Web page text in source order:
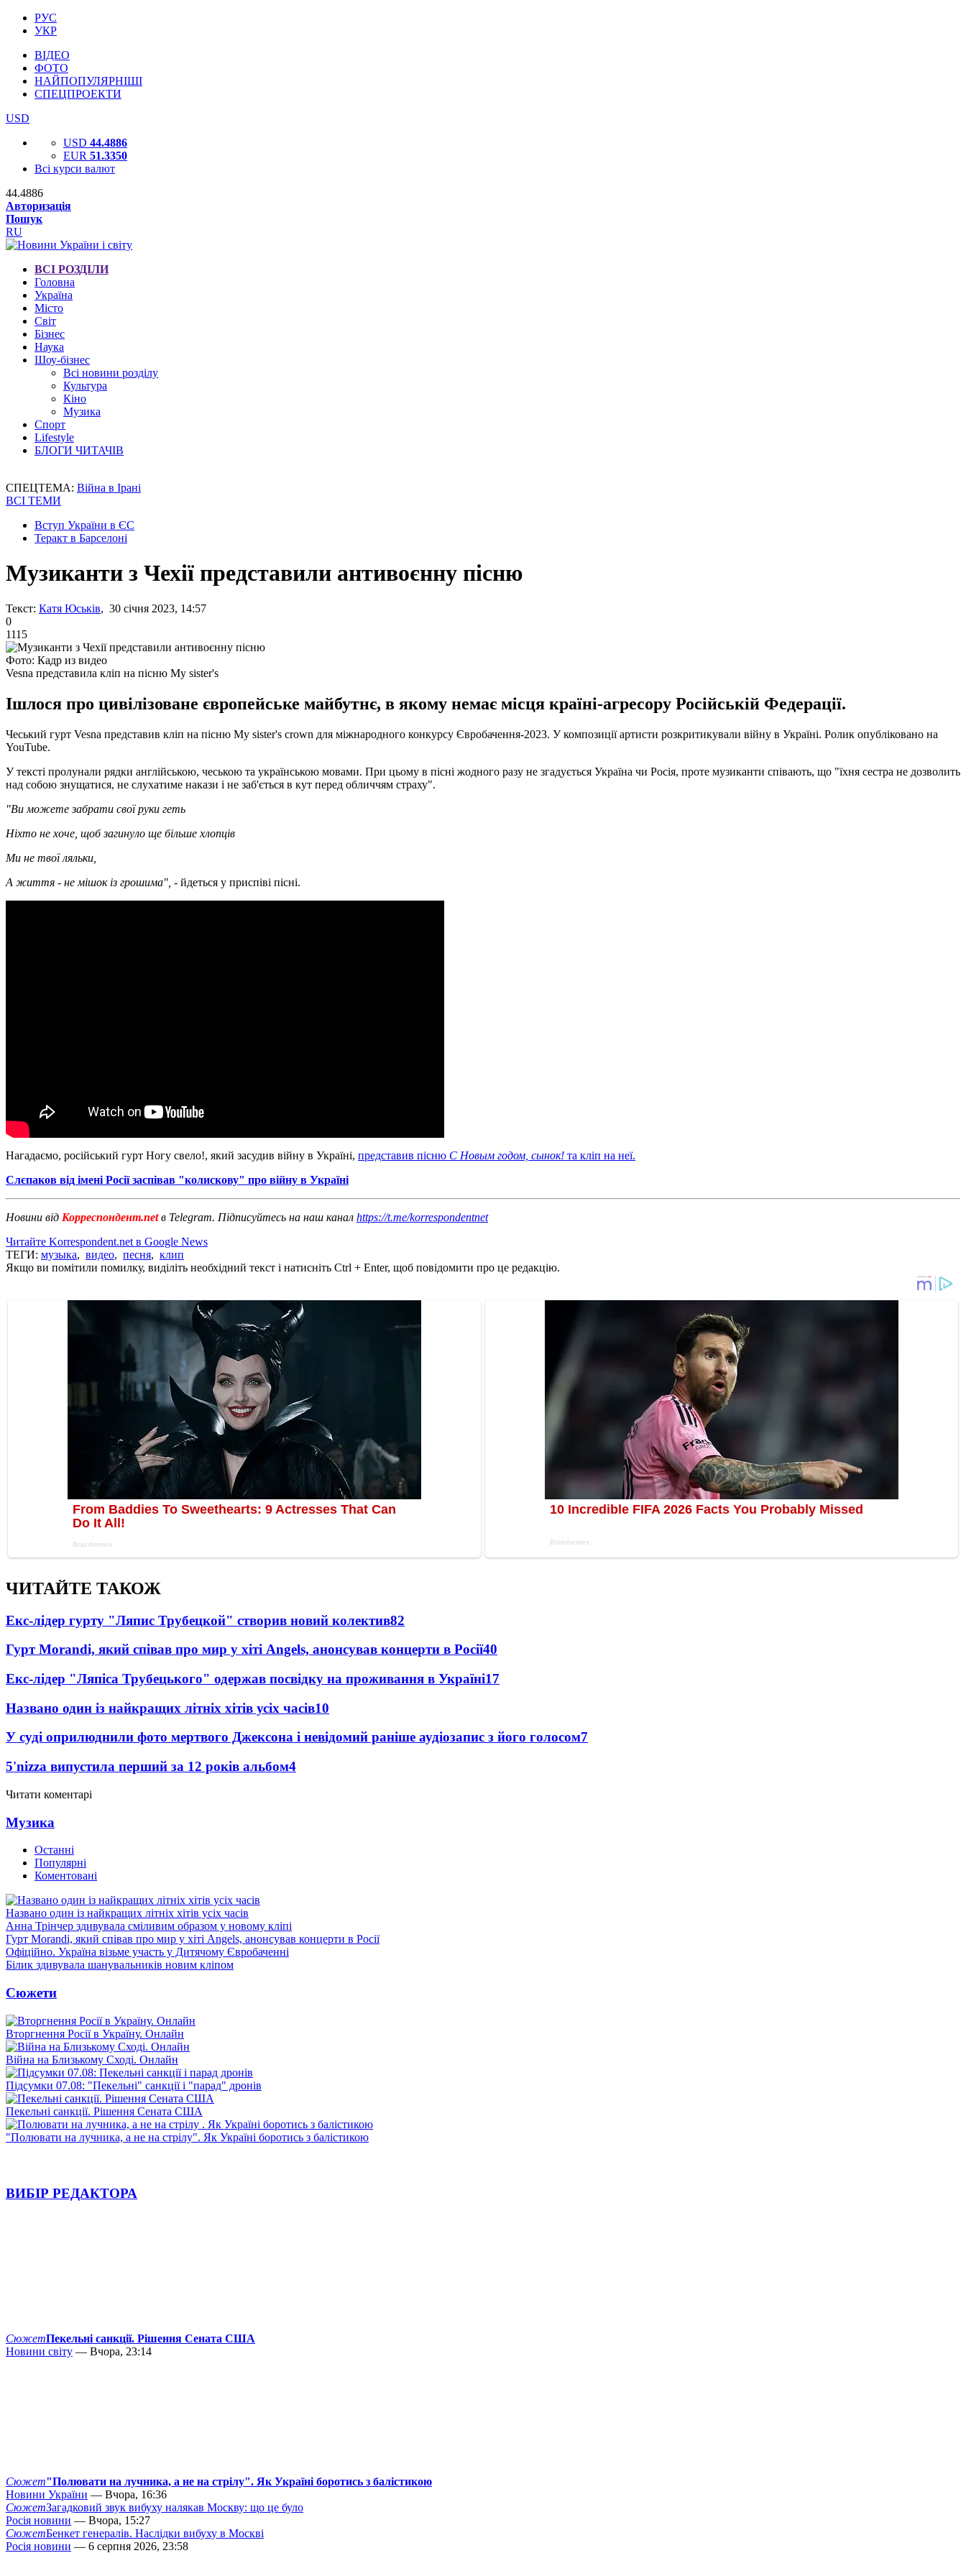
РУС
УКР
ВІДЕО
ФОТО
НАЙПОПУЛЯРНІШІ
СПЕЦПРОЕКТИ
USD
USD 44.4886
EUR 51.3350
Всі курси валют
44.4886
Авторизація
Пошук
RU
ВСІ РОЗДІЛИ
Головна
Україна
Місто
Світ
Бізнес
Наука
Шоу-бізнес
Всі новини розділу
Культура
Кіно
Музика
Спорт
Lifestyle
БЛОГИ ЧИТАЧІВ
СПЕЦТЕМА: Війна в Ірані
ВСІ ТЕМИ
Вступ України в ЄС
Теракт в Барселоні
Музиканти з Чехії представили антивоєнну пісню
Текст: Катя Юськів, 30 січня 2023, 14:57
0
1115
Фото: Кадр из видео
Vesna представила кліп на пісню My sister's
Ішлося про цивілізоване європейське майбутнє, в якому немає місця країні-агресору Російській Федерації.
Чеський гурт Vesna представив кліп на пісню My sister's crown для міжнародного конкурсу Євробачення-2023. У композиції артисти розкритикували війну в Україні. Ролик опубліковано на
YouTube.
У тексті пролунали рядки англійською, чеською та українською мовами. При цьому в пісні жодного разу не згадується Україна чи Росія, проте музиканти співають, що "їхня сестра не дозволить
над собою знущатися, не слухатиме накази і не заб'ється в кут перед обличчям страху".
"Ви можете забрати свої руки геть
Ніхто не хоче, щоб загинуло ще більше хлопців
Ми не твої ляльки,
А життя - не мішок із грошима", - йдеться у приспіві пісні.
Нагадаємо, російський гурт Ногу свело!, який засудив війну в Україні, представив пісню С Новым годом, сынок! та кліп на неї.
Слєпаков від імені Росії заспівав "колискову" про війну в Україні
Новини від Корреспондент.netв Telegram. Підписуйтесь на наш канал https://t.me/korrespondentnet
Читайте Korrespondent.net в Google News
ТЕГИ: музыка, видео, песня, клип
Якщо ви помітили помилку, виділіть необхідний текст і натисніть Ctrl + Enter, щоб повідомити про це редакцію.
ЧИТАЙТЕ ТАКОЖ
Екс-лідер гурту "Ляпис Трубецкой" створив новий колектив82
Гурт Morandi, який співав про мир у хіті Angels, анонсував концерти в Росії40
Екс-лідер "Ляпіса Трубецького" одержав посвідку на проживання в Україні17
Названо один із найкращих літніх хітів усіх часів10
У суді оприлюднили фото мертвого Джексона і невідомий раніше аудіозапис з його голосом7
5'nizza випустила перший за 12 років альбом4
Читати коментарі
Музика
Останні
Популярні
Коментовані
Названо один із найкращих літніх хітів усіх часів
Анна Трінчер здивувала сміливим образом у новому кліпі
Гурт Morandi, який співав про мир у хіті Angels, анонсував концерти в Росії
Офіційно. Україна візьме участь у Дитячому Євробаченні
Білик здивувала шанувальників новим кліпом
Сюжети
Вторгнення Росії в Україну. Онлайн
Війна на Близькому Сході. Онлайн
Підсумки 07.08: "Пекельні" санкції і "парад" дронів
Пекельні санкції. Рішення Сената США
"Полювати на лучника, а не на стрілу". Як Україні боротись з балістикою
ВИБІР РЕДАКТОРА
СюжетПекельні санкції. Рішення Сената США
Новини світу — Вчора, 23:14
Сюжет"Полювати на лучника, а не на стрілу". Як Україні боротись з балістикою
Новини України — Вчора, 16:36
СюжетЗагадковий звук вибуху налякав Москву: що це було
Росія новини — Вчора, 15:27
СюжетБенкет генералів. Наслідки вибуху в Москві
Росія новини — 6 серпня 2026, 23:58